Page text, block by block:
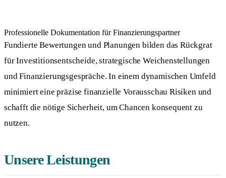
Professionelle Dokumentation für Finanzierungspartner
Fundierte Bewertungen und Planungen bilden das Rückgrat
für Investitionsentscheide, strategische Weichenstellungen
und Finanzierungsgespräche. In einem dynamischen Umfeld
minimiert eine präzise finanzielle Vorausschau Risiken und
schafft die nötige Sicherheit, um Chancen konsequent zu
nutzen.
Unsere Leistungen